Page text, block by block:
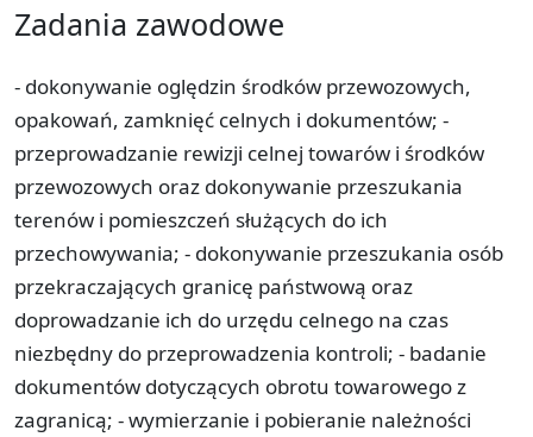
Zadania zawodowe
- dokonywanie oględzin środków przewozowych,
opakowań, zamknięć celnych i dokumentów; -
przeprowadzanie rewizji celnej towarów i środków
przewozowych oraz dokonywanie przeszukania
terenów i pomieszczeń służących do ich
przechowywania; - dokonywanie przeszukania osób
przekraczających granicę państwową oraz
doprowadzanie ich do urzędu celnego na czas
niezbędny do przeprowadzenia kontroli; - badanie
dokumentów dotyczących obrotu towarowego z
zagranicą; - wymierzanie i pobieranie należności